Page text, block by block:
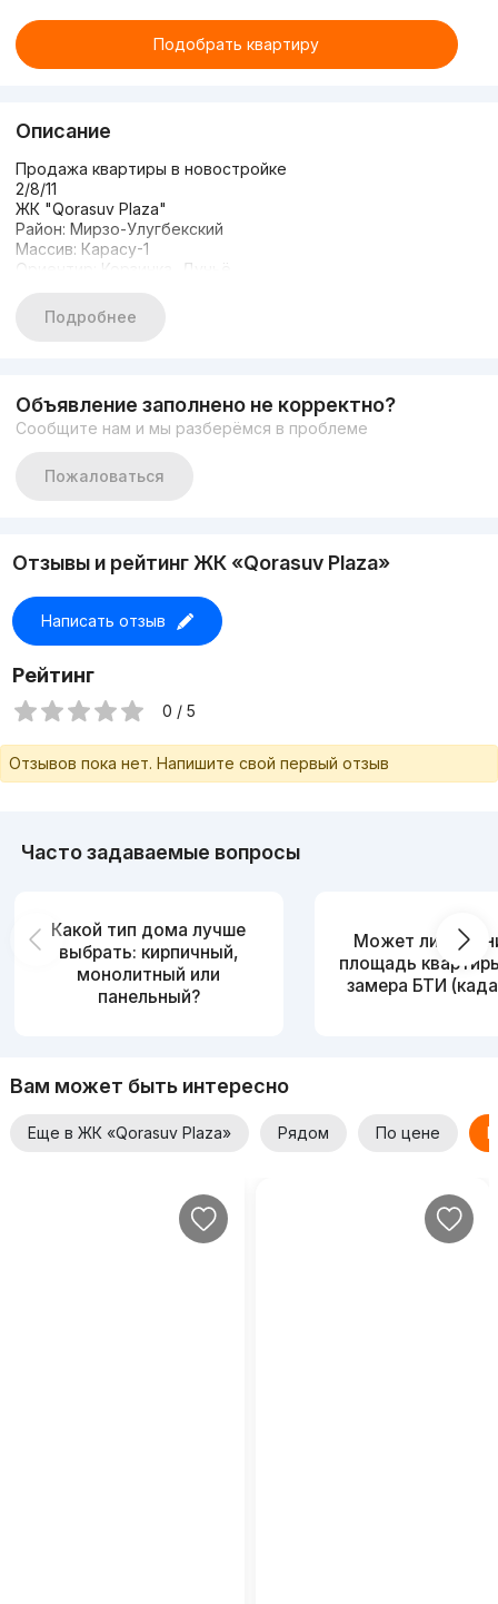
Подобрать квартиру
Описание
Продажа квартиры в новостройке
2/8/11
ЖК "Qorasuv Plaza"
Район: Мирзо-Улугбекский
Массив: Карасу-1
Ориентир: Корзинка, Дуньё
Этаж: 8
Этажность дома: 11
Кадастр имеется
Цена: 63.999 у.е.
Подробнее
Объявление заполнено не корректно?
Сообщите нам и мы разберёмся в проблеме
Пожаловаться
Отзывы и рейтинг ЖК «Qorasuv Plaza»
Написать отзыв
Рейтинг
0 / 5
Отзывов пока нет. Напишите свой первый отзыв
Часто задаваемые вопросы
Какой тип дома лучше
выбрать: кирпичный,
монолитный или
панельный?
Может ли
площадь
замера БТИ
Вам может быть интересно
Еще в ЖК «Qorasuv Plaza» Рядом По цене